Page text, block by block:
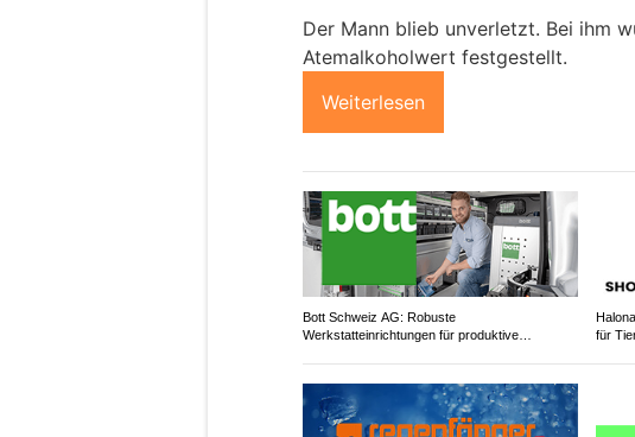
Der Mann blieb unverletzt. Bei ihm
Atemalkoholwert festgestellt.
Weiterlesen
Bott Schweiz AG: Robuste
Werkstatteinrichtungen für produktive
für